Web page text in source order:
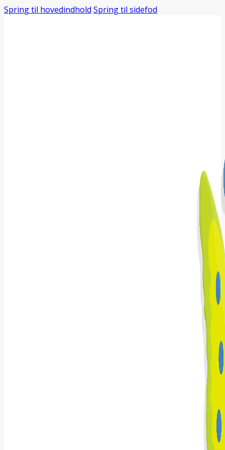
Spring til hovedindhold Spring til sidefod